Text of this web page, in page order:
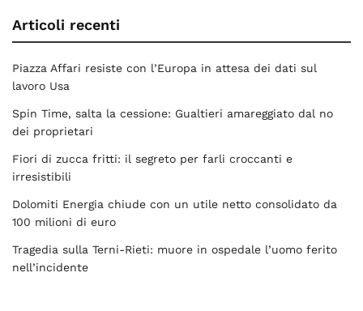
Articoli recenti
Piazza Affari resiste con l’Europa in attesa dei dati sul
lavoro Usa
Spin Time, salta la cessione: Gualtieri amareggiato dal no
dei proprietari
Fiori di zucca fritti: il segreto per farli croccanti e
irresistibili
Dolomiti Energia chiude con un utile netto consolidato da
100 milioni di euro
Tragedia sulla Terni-Rieti: muore in ospedale l’uomo ferito
nell’incidente